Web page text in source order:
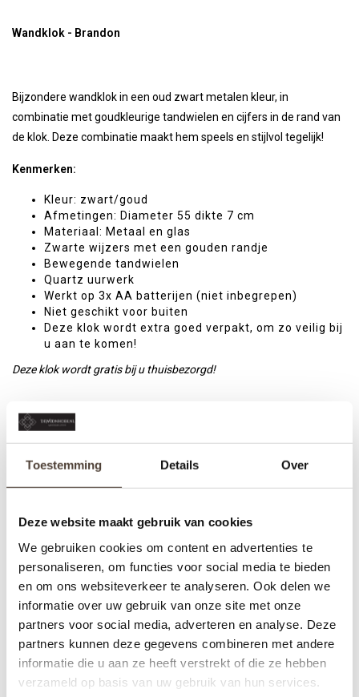
Toestemming Details Over
Deze website maakt gebruik van cookies
We gebruiken cookies om content en advertenties te
personaliseren, om functies voor social media te bieden
en om ons websiteverkeer te analyseren. Ook delen we
informatie over uw gebruik van onze site met onze
partners voor social media, adverteren en analyse. Deze
partners kunnen deze gegevens combineren met andere
informatie die u aan ze heeft verstrekt of die ze hebben
verzameld op basis van uw gebruik van hun services.
Wandklok - Brandon
Bijzondere wandklok in een oud zwart metalen kleur, in
combinatie met goudkleurige tandwielen en cijfers in de rand van
de klok. Deze combinatie maakt hem speels en stijlvol tegelijk!
Kenmerken:
Kleur: zwart/goud
Afmetingen: Diameter 55 dikte 7 cm
Materiaal: Metaal en glas
Zwarte wijzers met een gouden randje
Bewegende tandwielen
Quartz uurwerk
Werkt op 3x AA batterijen (niet inbegrepen)
Niet geschikt voor buiten
Deze klok wordt extra goed verpakt, om zo veilig bij
u aan te komen!
Deze klok wordt gratis bij u thuisbezorgd!
JE BEOORDELING TOEVOEGEN
GERELATEERDE PRODUCTEN